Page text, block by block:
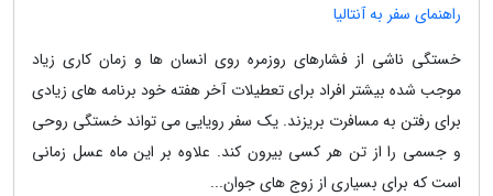
راهنمای سفر به آنتالیا
خستگی ناشی از فشارهای روزمره روی انسان ها و زمان کاری زیاد
موجب شده بیشتر افراد برای تعطیلات آخر هفته خود برنامه های زیادی
برای رفتن به مسافرت بریزند. یک سفر رویایی می تواند خستگی روحی
و جسمی را از تن هر کسی بیرون کند. علاوه بر این ماه عسل زمانی
است که برای بسیاری از زوج های جوان...